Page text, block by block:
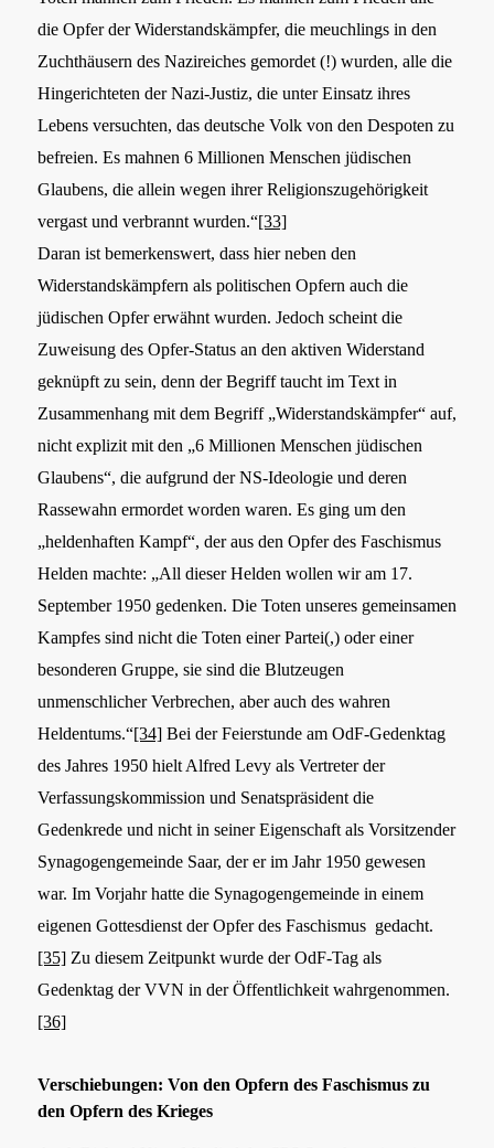
die Opfer der Widerstandskämpfer, die meuchlings in den
Zuchthäusern des Nazireiches gemordet (!) wurden, alle die
Hingerichteten der Nazi-Justiz, die unter Einsatz ihres
Lebens versuchten, das deutsche Volk von den Despoten zu
befreien. Es mahnen 6 Millionen Menschen jüdischen
Glaubens, die allein wegen ihrer Religionszugehörigkeit
vergast und verbrannt wurden.“[33]
Daran ist bemerkenswert, dass hier neben den
Widerstandskämpfern als politischen Opfern auch die
jüdischen Opfer erwähnt wurden. Jedoch scheint die
Zuweisung des Opfer-Status an den aktiven Widerstand
geknüpft zu sein, denn der Begriff taucht im Text in
Zusammenhang mit dem Begriff „Widerstandskämpfer“ auf,
nicht explizit mit den „6 Millionen Menschen jüdischen
Glaubens“, die aufgrund der NS-Ideologie und deren
Rassewahn ermordet worden waren. Es ging um den
„heldenhaften Kampf“, der aus den Opfer des Faschismus
Helden machte: „All dieser Helden wollen wir am 17.
September 1950 gedenken. Die Toten unseres gemeinsamen
Kampfes sind nicht die Toten einer Partei(,) oder einer
besonderen Gruppe, sie sind die Blutzeugen
unmenschlicher Verbrechen, aber auch des wahren
Heldentums.“[34]Bei der Feierstunde am OdF-Gedenktag
des Jahres 1950 hielt Alfred Levy als Vertreter der
Verfassungskommission und Senatspräsident die
Gedenkrede und nicht in seiner Eigenschaft als Vorsitzender
Synagogengemeinde Saar, der er im Jahr 1950 gewesen
war. Im Vorjahr hatte die Synagogengemeinde in einem
eigenen Gottesdienst der Opfer des Faschismus gedacht.
[35]Zu diesem Zeitpunkt wurde der OdF-Tag als
Gedenktag der VVN in der Öffentlichkeit wahrgenommen.
[36]
Verschiebungen: Von den Opfern des Faschismus zu
den Opfern des Krieges